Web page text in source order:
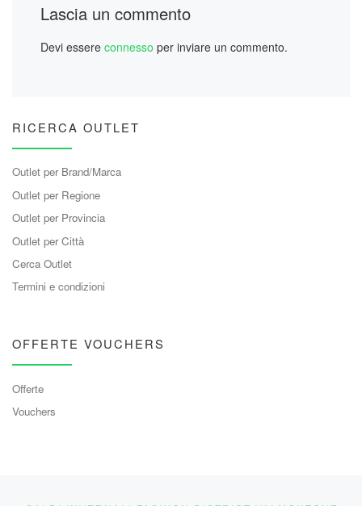
Lascia un commento
Devi essereconnesso per inviare un commento.
RICERCA OUTLET
Outlet per Brand/Marca
Outlet per Regione
Outlet per Provincia
Outlet per Città
Cerca Outlet
Termini e condizioni
OFFERTE VOUCHERS
Offerte
Vouchers